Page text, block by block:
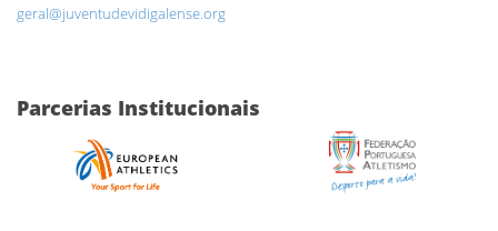
geral@juventudevidigalense.org
Parcerias Institucionais